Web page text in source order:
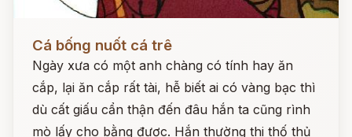
Đọc ngay
Cá bống nuốt cá trê
Ngày xưa có một anh chàng có tính hay ăn
cắp, lại ăn cắp rất tài, hễ biết ai có vàng bạc thì
dù cất giấu cẩn thận đến đâu hắn ta cũng rình
mò lấy cho bằng được. Hắn thường thi thố thủ